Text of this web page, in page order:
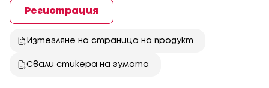
Регистрация
Изтегляне на страница на продукт
Свали стикера на гумата